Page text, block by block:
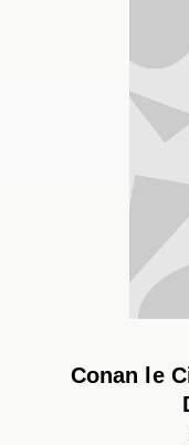
Conan le